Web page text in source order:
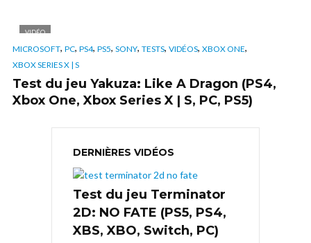
VIDÉO
MICROSOFT, PC, PS4, PS5, SONY, TESTS, VIDÉOS, XBOX ONE,
XBOX SERIES X | S
Test du jeu Yakuza: Like A Dragon (PS4,
Xbox One, Xbox Series X | S, PC, PS5)
DERNIÈRES VIDÉOS
Test du jeu Terminator
2D: NO FATE (PS5, PS4,
XBS, XBO, Switch, PC)